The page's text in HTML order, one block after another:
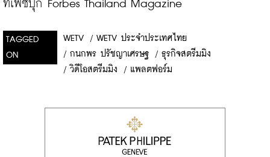
ที่เฟซบุ๊ก Forbes Thailand Magazine
TAGGED
ON
WETV / WETV ประจำประเทศไทย
/ กนกพร ปรัชญาเศรษฐ / ธุรกิจสตรีมมิง
/ วิดีโอสตรีมมิง / แพลตฟอร์ม